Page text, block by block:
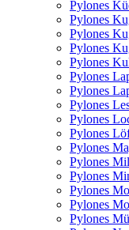
Pylones
Pylones
Pylones
Pylones
Pylones
Pylones
Pylones
Pylones
Pylones
Pylones
Pylones
Pylones
Pylones
Pylones
Pylones
Pylones